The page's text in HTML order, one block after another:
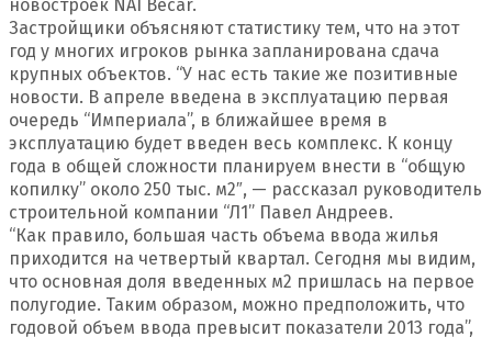
новостроек NAI Becar.
Застройщики объясняют статистику тем, что на этот
год у многих игроков рынка запланирована сдача
крупных объектов. “У нас есть такие же позитивные
новости. В апреле введена в эксплуатацию первая
очередь “Империала”, в ближайшее время в
эксплуатацию будет введен весь комплекс. К концу
года в общей сложности планируем внести в “общую
копилку” около 250 тыс. м2″, — рассказал руководитель
строительной компании “Л1” Павел Андреев.
“Как правило, большая часть объема ввода жилья
приходится на четвертый квартал. Сегодня мы видим,
что основная доля введенных м2 пришлась на первое
полугодие. Таким образом, можно предположить, что
годовой объем ввода превысит показатели 2013 года”,